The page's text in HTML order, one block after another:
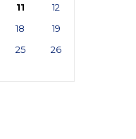
11
12
18
19
25
26